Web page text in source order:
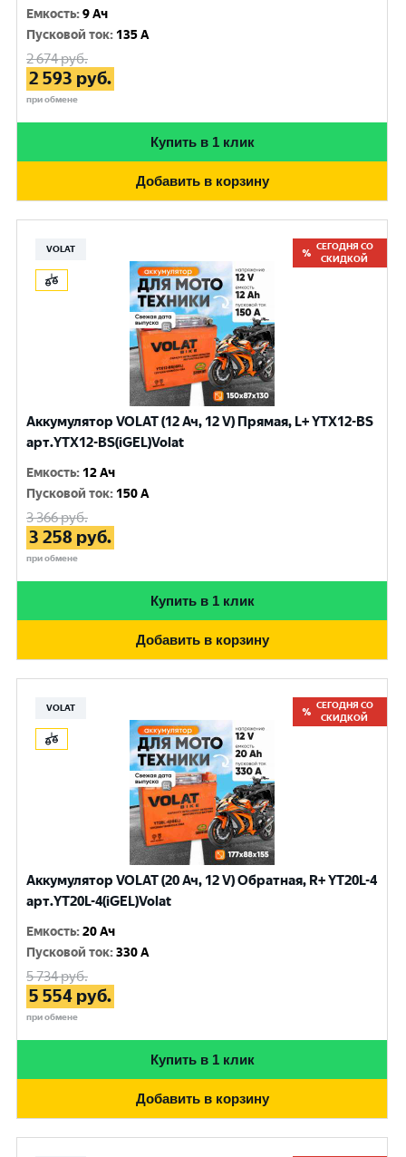
Емкость:9 Ач
Пусковой ток: 135 A
2 674руб.
2 593 руб.
при обмене
Купить в 1 клик
Добавить в корзину
VOLAT
СЕГОДНЯ СО
СКИДКОЙ
Аккумулятор VOLAT (12 Ач, 12 V) Прямая, L+ YTX12-BS
арт.YTX12-BS(iGEL)Volat
Емкость: 12 Ач
Пусковой ток: 150 A
3 366руб.
3 258 руб.
при обмене
Купить в 1 клик
Добавить в корзину
VOLAT
СЕГОДНЯ СО
СКИДКОЙ
Аккумулятор VOLAT (20 Ач, 12 V) Обратная, R+ YT20L-4
арт.YT20L-4(iGEL)Volat
Емкость:20 Ач
Пусковой ток:330 A
5 734руб.
5 554 руб.
при обмене
Купить в 1 клик
Добавить в корзину